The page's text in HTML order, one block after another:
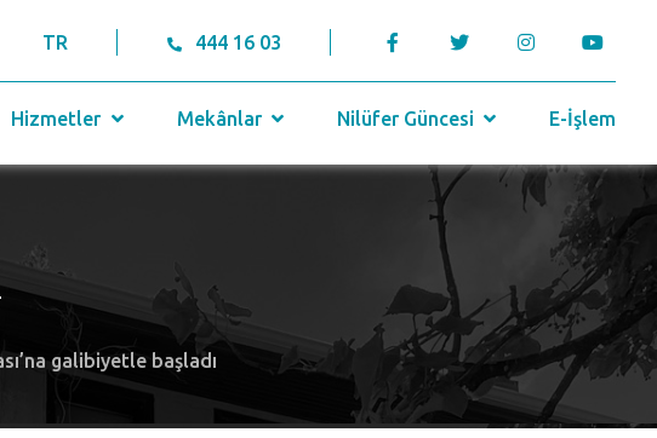
TR 444 16 03
Hizmetler Mekânlar Nilüfer Güncesi E-İşlem
galibiyetle başladı